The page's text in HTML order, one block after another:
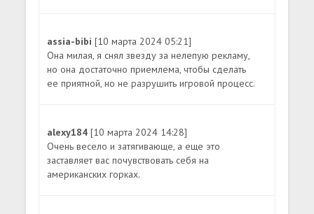
assia-bibi[10 марта 2024 05:21]
Она милая, я снял звезду за нелепую рекламу,
но она достаточно приемлема, чтобы сделать
ее приятной, но не разрушить игровой процесс.
alexy184[10 марта 2024 14:28]
Очень весело и затягивающе, а еще это
заставляет вас почувствовать себя на
американских горках.